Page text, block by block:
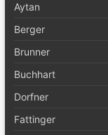
Aytan
Berger
Brunner
Buchhart
Dorfner
Fattinger